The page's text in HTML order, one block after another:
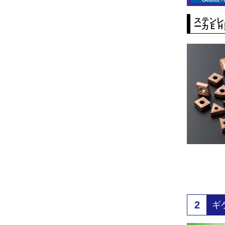
ステン
ーカＥ
2 ギ